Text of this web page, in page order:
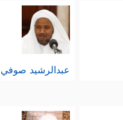
عبدالرشيد صوفي